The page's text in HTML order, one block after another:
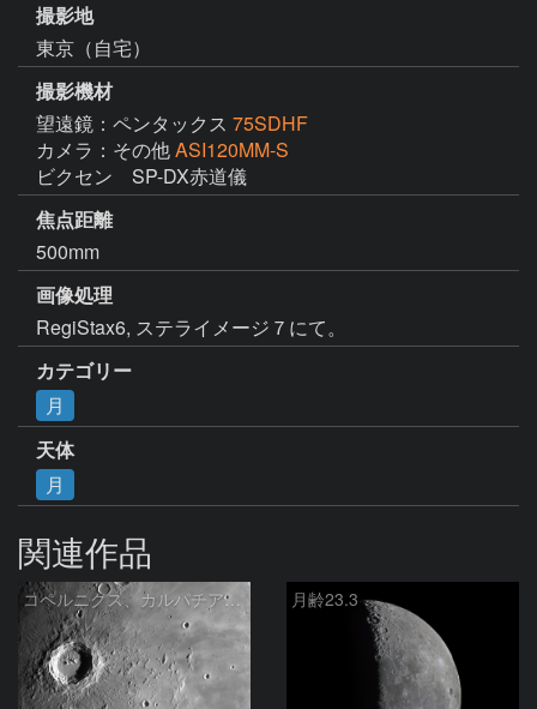
撮影地
東京（自宅）
撮影機材
望遠鏡：ペンタックス 75SDHF
カメラ：その他ASI120MM-S
ビクセン　SP-DX赤道儀
焦点距離
500mm
画像処理
RegiStax6, ステライメージ７にて。
カテゴリー
月
天体
月
関連作品
コペルニクス、カルパチア山脈付近 月齢23.3